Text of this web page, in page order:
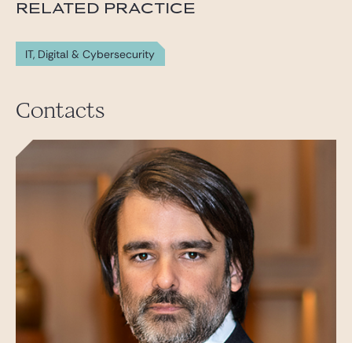
RELATED PRACTICE
IT, Digital & Cybersecurity
Contacts